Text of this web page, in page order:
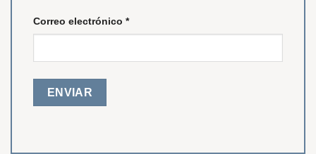
Correo electrónico *